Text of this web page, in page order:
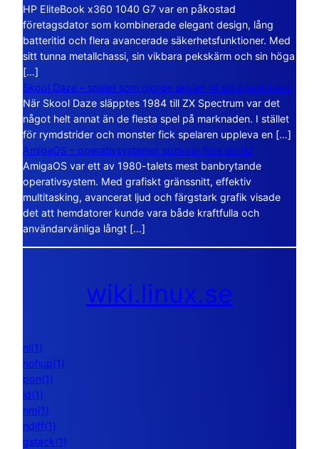
HP EliteBook x360 1040 G7 var en påkostad
företagsdator som kombinerade elegant design, lång
batteritid och flera avancerade säkerhetsfunktioner. Med
sitt tunna metallchassi, sin vikbara pekskärm och sin höga
[…]
Skool Daze – spelet som gjorde skolan till ett öppet kaos
När Skool Daze släpptes 1984 till ZX Spectrum var det
något helt annat än de flesta spel på marknaden. I stället
för rymdstrider och monster fick spelaren uppleva en […]
AmigaOS – operativsystemet som var före sin tid
AmigaOS var ett av 1980-talets mest banbrytande
operativsystem. Med grafiskt gränssnitt, effektiv
multitasking, avancerat ljud och färgstark grafik visade
det att hemdatorer kunde vara både kraftfulla och
användarvänliga långt […]
wiki.linux.se
nl(1)
nohup(1)
pon(1)
ld(1)
nm(1)
ndiff(1)
gstack(1)